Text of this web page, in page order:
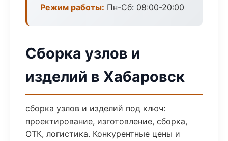
Режим работы: Пн-Сб: 08:00-20:00
Сборка узлов и
изделий в Хабаровск
сборка узлов и изделий под ключ:
проектирование, изготовление, сборка,
ОТК, логистика. Конкурентные цены и